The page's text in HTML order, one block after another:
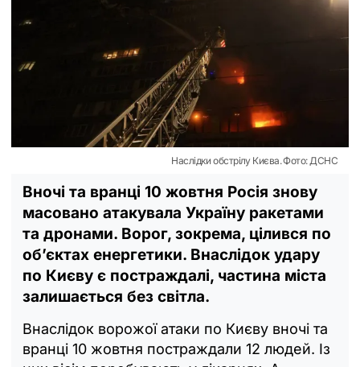
Наслідки обстрілу Києва. Фото: ДСНС
Вночі та вранці 10 жовтня Росія знову
масовано атакувала Україну ракетами
та дронами. Ворог, зокрема, цілився по
об’єктах енергетики. Внаслідок удару
по Києву є постраждалі, частина міста
залишається без світла.
Внаслідок ворожої атаки по Києву вночі та
вранці 10 жовтня постраждали 12 людей. Із